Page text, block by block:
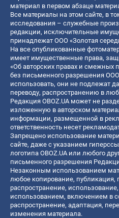
материал в первом абзаце
Все материалы на этом сайте, в
исследования – служебные
редакции, исключительные
принадлежат ООО «Золотая
На все опубликованные
имеет имущественные права,
«Об авторских правах и смежных
без письменного разрешения
использовать, они не подлежат
переводу, распространению в
Редакция OBOZ.UA может не
изложенную в авторском
информации, размещенной в
ответственность несет
Запрещено использование
сайте, даже с указанием
логотипа OBOZ.UA или любого
письменного разрешения
Незаконным использованием
любое копирование, публикация,
распространение,
использованием, включением в
распространение, адаптация,
изменения материала.